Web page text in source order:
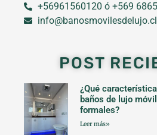
+56961560120 ó +569
info@banosmovilesdelujo.cl
POST
¿Qué
baños de lujo
formales?
Leer más»